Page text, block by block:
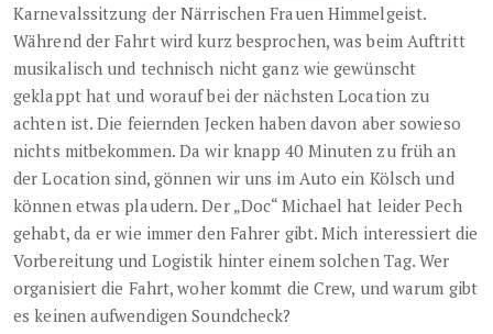
Karnevalssitzung der Närrischen Frauen Himmelgeist.
Während der Fahrt wird kurz besprochen, was beim Auftritt
musikalisch und technisch nicht ganz wie gewünscht
geklappt hat und worauf bei der nächsten Location zu
achten ist. Die feiernden Jecken haben davon aber sowieso
nichts mitbekommen. Da wir knapp 40 Minuten zu früh an
der Location sind, gönnen wir uns im Auto ein Kölsch und
können etwas plaudern. Der „Doc“ Michael hat leider Pech
gehabt, da er wie immer den Fahrer gibt. Mich interessiert die
Vorbereitung und Logistik hinter einem solchen Tag. Wer
organisiert die Fahrt, woher kommt die Crew, und warum gibt
es keinen aufwendigen Soundcheck?